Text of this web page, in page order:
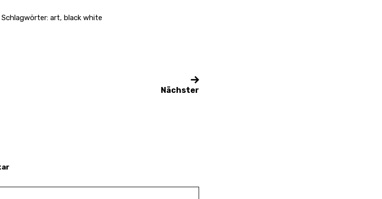
Schlagwörter: art, black white
Nächster